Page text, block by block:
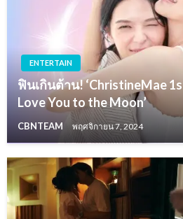
ENTERTAIN
ฟินเกินต้าน! ‘ChristineMae
Love You to the Moon’
CBNTEAM พฤศจิกายน 7, 2024